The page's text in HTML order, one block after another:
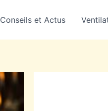
Conseils et Actus